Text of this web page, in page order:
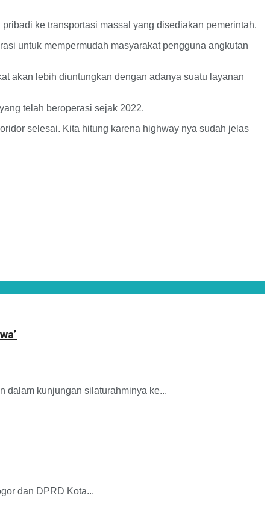
ke transportasi massal yang disediakan pemerintah.
untuk mempermudah masyarakat pengguna angkutan
akan lebih diuntungkan dengan adanya suatu layanan
telah beroperasi sejak 2022.
selesai. Kita hitung karena highway nya sudah jelas
dalam kunjungan silaturahminya ke...
dan DPRD Kota...